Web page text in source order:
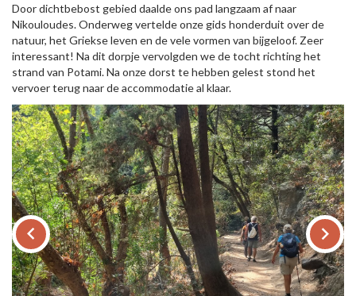
Door dichtbebost gebied daalde ons pad langzaam af naar
Nikouloudes. Onderweg vertelde onze gids honderduit over de
natuur, het Griekse leven en de vele vormen van bijgeloof. Zeer
interessant! Na dit dorpje vervolgden we de tocht richting het
strand van Potami. Na onze dorst te hebben gelest stond het
vervoer terug naar de accommodatie al klaar.
keyboard_arrow_left keyboard_arrow_right